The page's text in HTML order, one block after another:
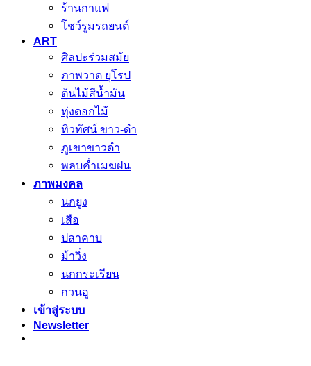
ร้านกาแฟ
โชว์รูมรถยนต์
ART
ศิลปะร่วมสมัย
ภาพวาด ยุโรป
ต้นไม้สีน้ำมัน
ทุ่งดอกไม้
ทิวทัศน์ ขาว-ดำ
ภูเขาขาวดำ
พลบค่ำเมฆฝน
ภาพมงคล
นกยูง
เสือ
ปลาคาบ
ม้าวิ่ง
นกกระเรียน
กวนอู
เข้าสู่ระบบ
Newsletter